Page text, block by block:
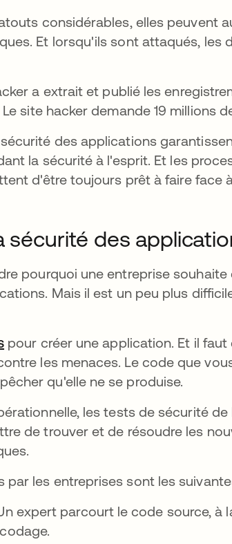
considérables, elles peuvent
Et lorsqu'ils sont attaqués, les
a extrait et publié les
dans un nouvel onglet
Le site hacker demande 19 millions
des applications
la sécurité à l'esprit. Et les
d'être toujours prêt à faire face
des
pourquoi une entreprise
Mais il est un peu plus
s’ouvre dans un nouvel onglet
pour créer une application. Et il
les menaces. Le code que
qu'elle ne se produise.
les tests de sécurité
de trouver et de résoudre les
les entreprises sont les
expert parcourt le code source, à